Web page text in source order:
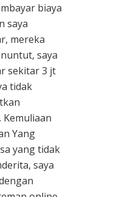
biaya
saya
mereka
saya
sekitar 3 jt
tidak
Kemuliaan
Yang
yang tidak
saya